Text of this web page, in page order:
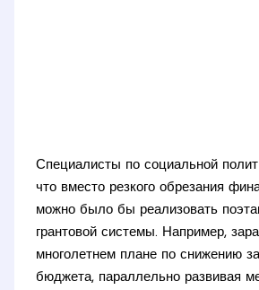
Специалисты по социальной
что вместо резкого обрезания
можно было бы реализовать
грантовой системы. Например,
многолетнем плане по снижению
бюджета, параллельно развивая